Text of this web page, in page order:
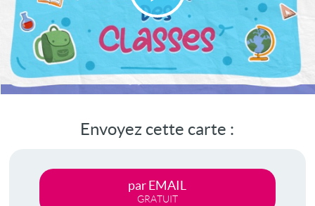
Lire
la
vidéo
Envoyez cette carte :
par EMAIL
GRATUIT